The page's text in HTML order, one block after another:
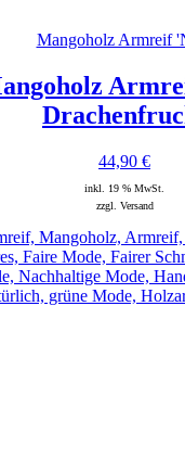
Mangoholz Armreif
44,90 €
inkl. 19 % MwSt.
zzgl. Versand